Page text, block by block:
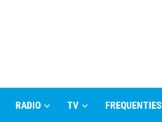
RADIO TV FREQUENTIES